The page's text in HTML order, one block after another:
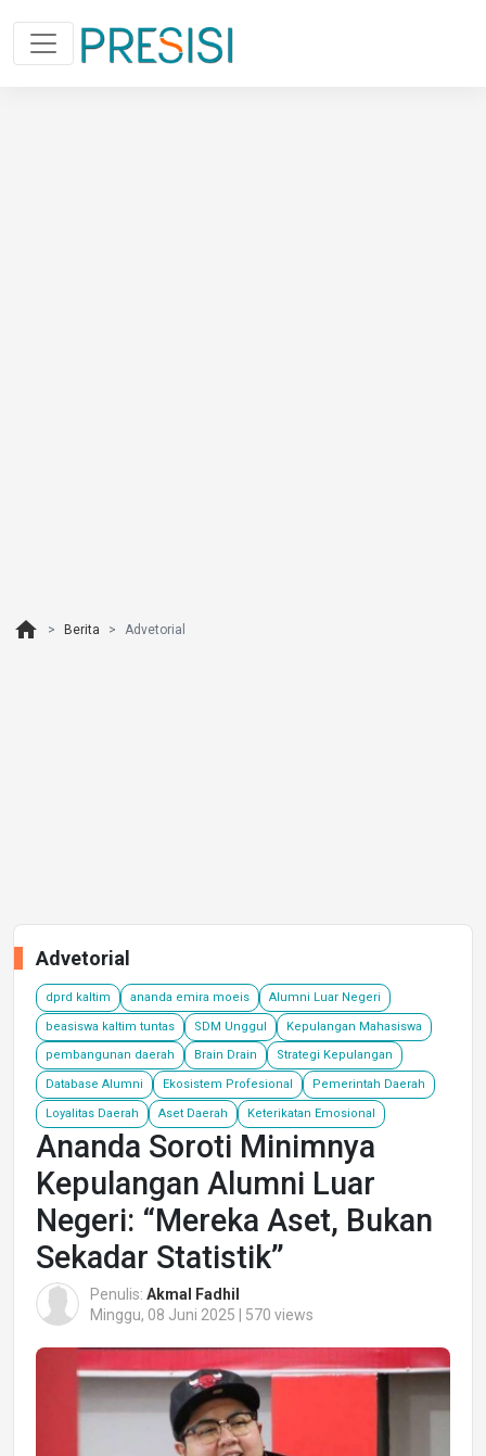
home Berita Advetorial
Advetorial
dprd kaltim ananda emira moeis Alumni Luar Negeri
beasiswa kaltim tuntas SDM Unggul Kepulangan Mahasiswa
pembangunan daerah Brain Drain Strategi Kepulangan
Database Alumni Ekosistem Profesional Pemerintah Daerah
Loyalitas Daerah Aset Daerah Keterikatan Emosional
Ananda Soroti Minimnya
Kepulangan Alumni Luar
Negeri: “Mereka Aset, Bukan
Sekadar Statistik”
Penulis: Akmal Fadhil
Minggu, 08 Juni 2025 | 570 views